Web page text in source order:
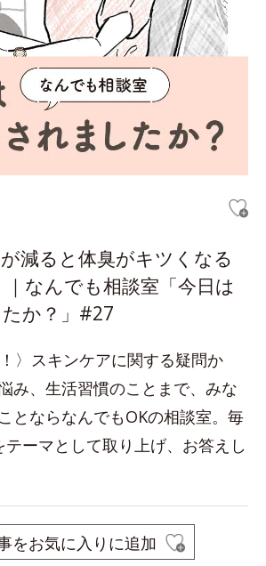
減ると体臭がキツくなる
なんでも相談室「今日は
か？」#27
〉スキンケアに関する疑問か
み、生活習慣のことまで、みな
とならなんでもOKの相談室。毎
ーマとして取り上げ、お答えし
をお気に入りに追加